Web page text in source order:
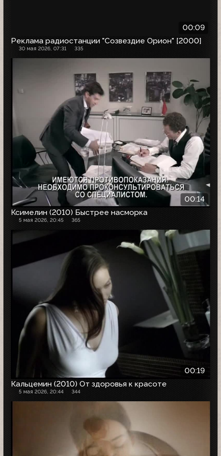
00:09
Реклама радиостанции "Созвездие Орион" [2000]
30 мая 2026, 07:31 335
00:14
Ксимелин (2010) Быстрее насморка
5 мая 2026, 20:45 365
00:19
Кальцемин (2010) От здоровья к красоте
5 мая 2026, 20:44 344